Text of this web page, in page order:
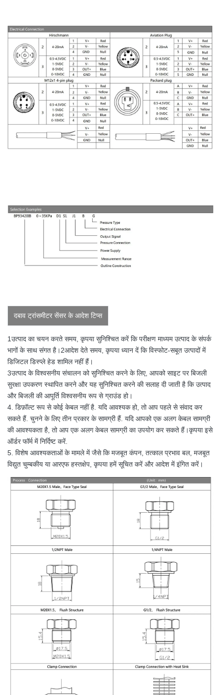
दबाव ट्रांसमीटर सेंसर के आदेश टिप्स
1उत्पाद का चयन करते समय, कृपया सुनिश्चित करें कि परीक्षण माध्यम उत्पाद के संपर्क
भागों के साथ संगत है।2आदेश देते समय, कृपया ध्यान दें कि विस्फोट-सबूत उत्पादों में
डिजिटल डिस्प्ले हेड शामिल नहीं हैं।
3उत्पाद के विश्वसनीय संचालन को सुनिश्चित करने के लिए, आपको साइट पर बिजली
सुरक्षा उपकरण स्थापित करने और यह सुनिश्चित करने की सलाह दी जाती है कि उत्पाद
और बिजली की आपूर्ति विश्वसनीय रूप से ग्राउंड हो।
4. डिफ़ॉल्ट रूप से कोई केबल नहीं है. यदि आवश्यक हो, तो आप पहले से संवाद कर
सकते हैं. चुनने के लिए तीन प्रकार के सामग्री हैं. यदि आपको एक अलग केबल सामग्री
की आवश्यकता है, तो आप एक अलग केबल सामग्री का उपयोग कर सकते हैं।कृपया इसे
ऑर्डर फॉर्म में निर्दिष्ट करें.
5. विशेष आवश्यकताओं के मामले में जैसे कि मजबूत कंपन, तत्काल प्रभाव बल, मजबूत
विद्युत चुम्बकीय या आरएफ हस्तक्षेप, कृपया हमें सूचित करें और आदेश में इंगित करें।